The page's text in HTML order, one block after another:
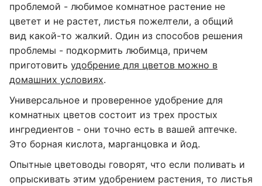
проблемой - любимое комнатное растение не
цветет и не растет, листья пожелтели, а общий
вид какой-то жалкий. Один из способов решения
проблемы - подкормить любимца, причем
приготовить удобрение для цветов можно в
домашних условиях.
Универсальное и проверенное удобрение для
комнатных цветов состоит из трех простых
ингредиентов - они точно есть в вашей аптечке.
Это борная кислота, марганцовка и йод.
Опытные цветоводы говорят, что если поливать и
опрыскивать этим удобрением растения, то листья